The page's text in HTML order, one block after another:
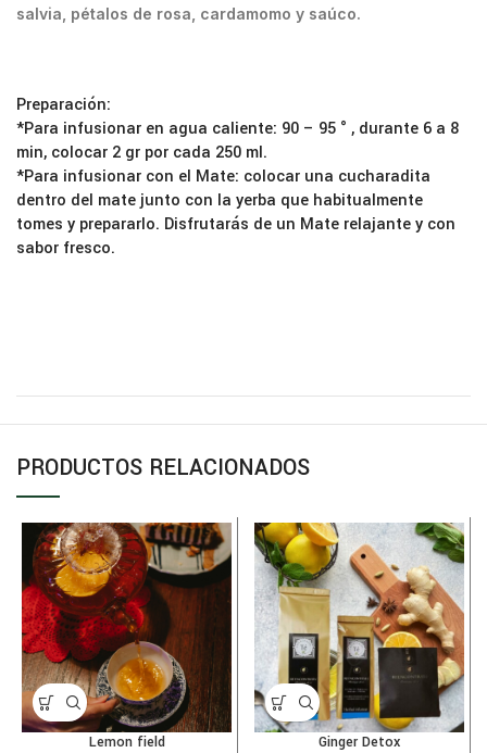
salvia, pétalos de rosa, cardamomo y saúco.
Preparación:
*Para infusionar en agua caliente: 90 – 95 ° , durante 6 a 8
min, colocar 2 gr por cada 250 ml.
*Para infusionar con el Mate: colocar una cucharadita
dentro del mate junto con la yerba que habitualmente
tomes y prepararlo. Disfrutarás de un Mate relajante y con
sabor fresco.
PRODUCTOS RELACIONADOS
Lemon field Ginger Detox